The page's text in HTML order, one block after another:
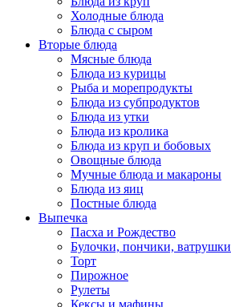
Холодные блюда
Блюда с сыром
Вторые блюда
Мясные блюда
Блюда из курицы
Рыба и морепродукты
Блюда из субпродуктов
Блюда из утки
Блюда из кролика
Блюда из круп и бобовых
Овощные блюда
Мучные блюда и макароны
Блюда из яиц
Постные блюда
Выпечка
Пасха и Рождество
Булочки, пончики, ватрушки
Торт
Пирожное
Рулеты
Кексы и мафины